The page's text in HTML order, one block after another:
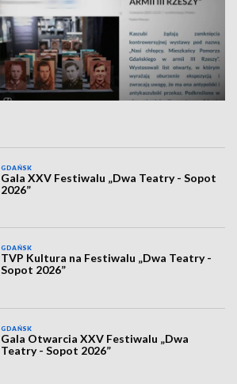
GDAŃSK
Gala XXV Festiwalu „Dwa Teatry - Sopot
2026”
GDAŃSK
TVP Kultura na Festiwalu „Dwa Teatry -
Sopot 2026”
GDAŃSK
Gala Otwarcia XXV Festiwalu „Dwa
Teatry - Sopot 2026”